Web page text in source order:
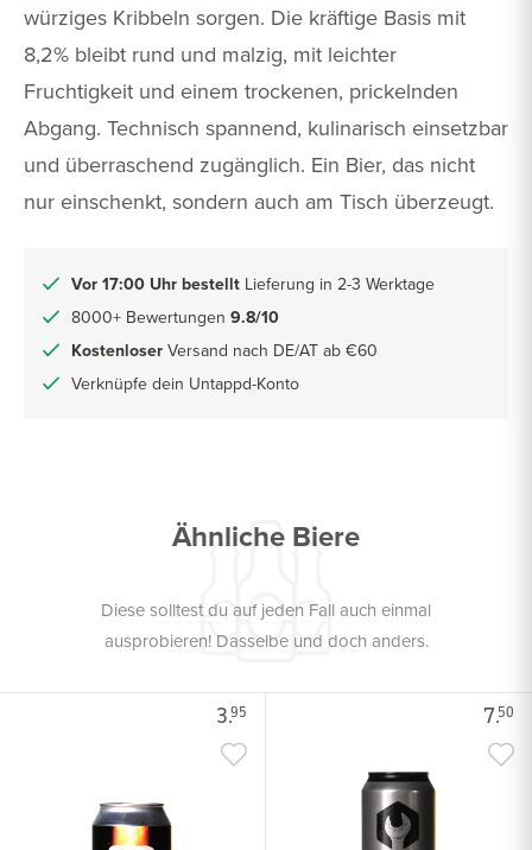
würziges Kribbeln sorgen. Die kräftige Basis mit
8,2% bleibt rund und malzig, mit leichter
Fruchtigkeit und einem trockenen, prickelnden
Abgang. Technisch spannend, kulinarisch einsetzbar
und überraschend zugänglich. Ein Bier, das nicht
nur einschenkt, sondern auch am Tisch überzeugt.
Vor 17:00 Uhr bestellt Lieferung in 2-3 Werktage
8000+ Bewertungen 9.8/10
Kostenloser Versand nach DE/AT ab €60
Verknüpfe dein Untappd-Konto
Ähnliche Biere
Diese solltest du auf jeden Fall auch einmal
ausprobieren! Dasselbe und doch anders.
3.95 7.50